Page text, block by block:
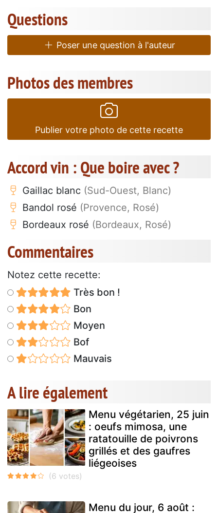
Questions
Poser une question à l'auteur
Photos des membres
Publier votre photo de cette recette
Accord vin : Que boire avec ?
Gaillac blanc (Sud-Ouest, Blanc)
Bandol rosé (Provence, Rosé)
Bordeaux rosé (Bordeaux, Rosé)
Commentaires
Notez cette recette:
Très bon !
Bon
Moyen
Bof
Mauvais
A lire également
Menu végétarien, 25 juin
: oeufs mimosa, une
ratatouille de poivrons
grillés et des gaufres
liégeoises
Menu du jour, 6 août :